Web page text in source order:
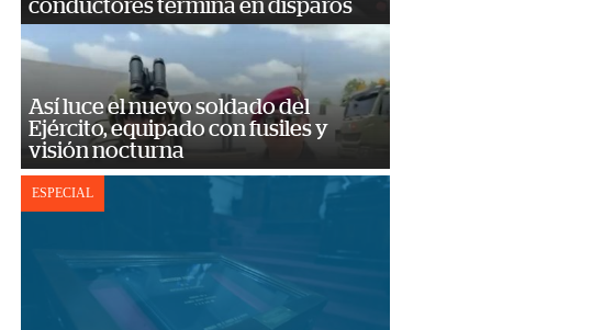
conductores termina en disparos
Así luce el nuevo soldado del
Ejército, equipado con fusiles y
visión nocturna
ESPECIAL